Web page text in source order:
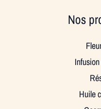
Nos
Huile